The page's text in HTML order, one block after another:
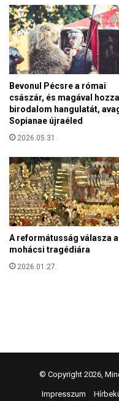
© Copyright 2026,
Impresszum